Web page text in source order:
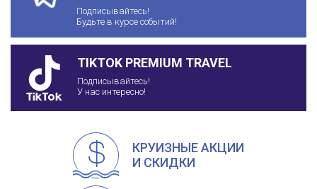
Подписывайтесь!
Будьте в курсе событий!
TIKTOK PREMIUM TRAVEL
Подписывайтесь!
У нас интересно!
КРУИЗНЫЕ АКЦИИ
И СКИДКИ